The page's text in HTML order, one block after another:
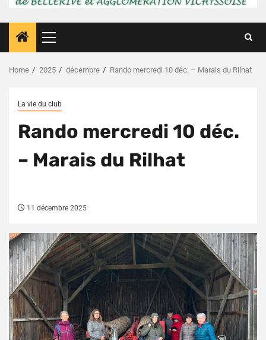
Primary
Menu
Home 2025 décembre Rando mercredi 10 déc. – Marais du Rilhat
La vie du club
Rando mercredi 10 déc.
– Marais du Rilhat
11 décembre 2025